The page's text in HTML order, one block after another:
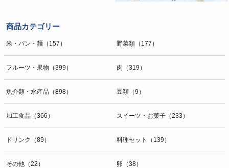
商品カテゴリー
米・パン・麺（157） 野菜類（177）
フルーツ・果物（399） 肉（319）
魚介類・水産品（898） 豆類（9）
加工食品（366） スイーツ・お菓子（233）
ドリンク（89） 料理セット（139）
その他（22） 卵（38）